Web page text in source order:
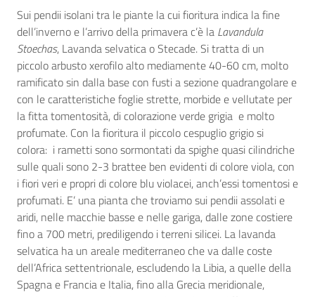
Sui pendii isolani tra le piante la cui fioritura indica la fine
dell’inverno e l’arrivo della primavera c’è la Lavandula
Stoechas, Lavanda selvatica o Stecade. Si tratta di un
piccolo arbusto xerofilo alto mediamente 40-60 cm, molto
ramificato sin dalla base con fusti a sezione quadrangolare e
con le caratteristiche foglie strette, morbide e vellutate per
la fitta tomentosità, di colorazione verde grigia e molto
profumate. Con la fioritura il piccolo cespuglio grigio si
colora: i rametti sono sormontati da spighe quasi cilindriche
sulle quali sono 2-3 brattee ben evidenti di colore viola, con
i fiori veri e propri di colore blu violacei, anch’essi tomentosi e
profumati. E’ una pianta che troviamo sui pendii assolati e
aridi, nelle macchie basse e nelle gariga, dalle zone costiere
fino a 700 metri, prediligendo i terreni silicei. La lavanda
selvatica ha un areale mediterraneo che va dalle coste
dell’Africa settentrionale, escludendo la Libia, a quelle della
Spagna e Francia e Italia, fino alla Grecia meridionale,